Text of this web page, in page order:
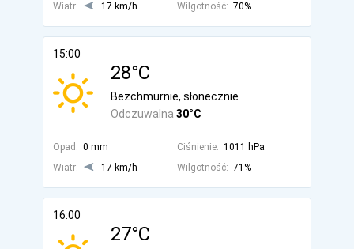
Wiatr:
17 km/h Wilgotność: 70%
15:00
28°C
Odczuwalna 30°C
Bezchmurnie, słonecznie
Opad: 0 mm Ciśnienie: 1011 hPa
Wiatr:
17 km/h Wilgotność: 71%
16:00
27°C